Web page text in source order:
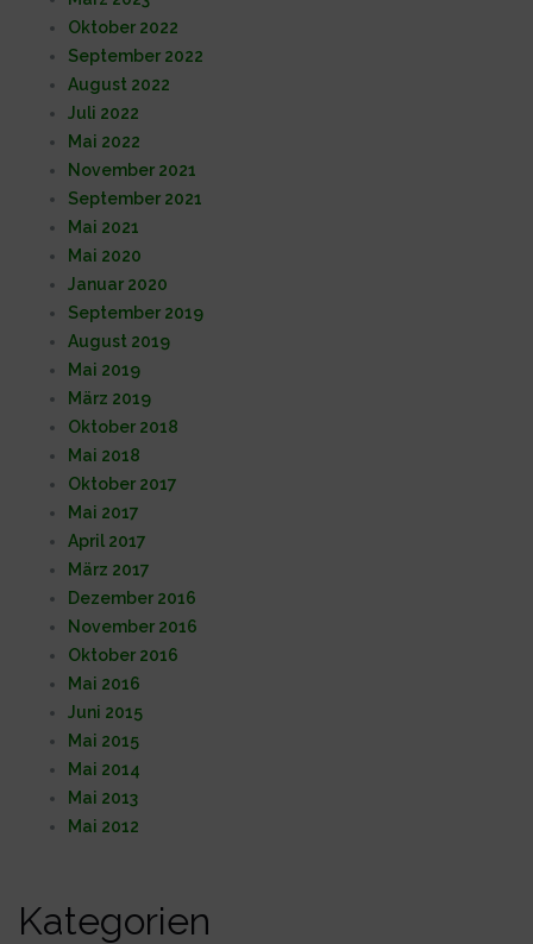
Oktober 2022
September 2022
August 2022
Juli 2022
Mai 2022
November 2021
September 2021
Mai 2021
Mai 2020
Januar 2020
September 2019
August 2019
Mai 2019
März 2019
Oktober 2018
Mai 2018
Oktober 2017
Mai 2017
April 2017
März 2017
Dezember 2016
November 2016
Oktober 2016
Mai 2016
Juni 2015
Mai 2015
Mai 2014
Mai 2013
Mai 2012
Kategorien